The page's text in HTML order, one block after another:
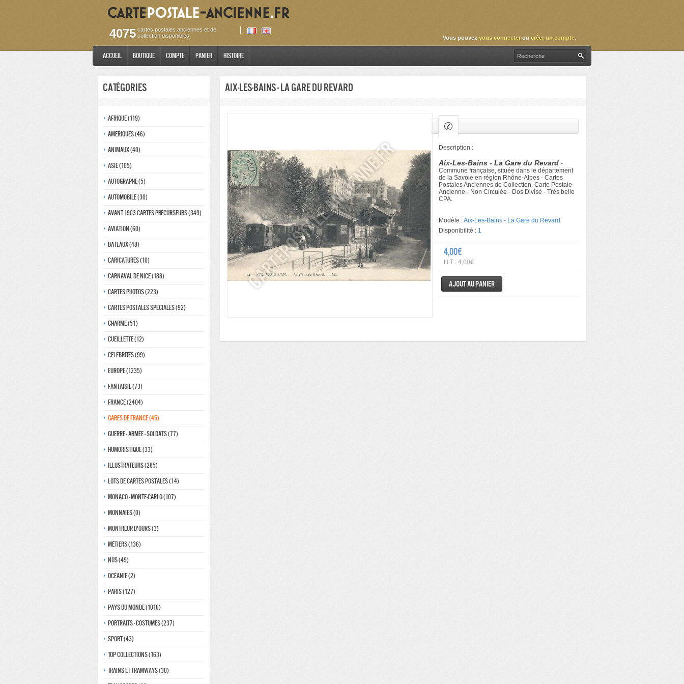
Vous pouvez vous connecter ou créer un compte.
4075 cartes postales anciennes et de
collection disponibles.
Accueil Boutique Compte Panier Histoire
Catégories
Afrique (119)
Amériques (46)
Animaux (40)
Asie (105)
Autographe (5)
Automobile (30)
Avant 1903 Cartes précurseurs (349)
Aviation (60)
Bateaux (48)
Caricatures (10)
Carnaval de nice (188)
Cartes photos (223)
Cartes postales speciales (92)
Charme (51)
Cueillette (12)
Célébrités (99)
Europe (1235)
Fantaisie (73)
France (2404)
Gares de france (45)
Guerre - Armée - Soldats (77)
Humoristique (33)
Illustrateurs (285)
Lots de Cartes Postales (14)
Monaco - monte-carlo (107)
Monnaies (0)
Montreur d'ours (3)
Métiers (136)
Nus (49)
Océanie (2)
Paris (127)
Pays du monde (1016)
Portraits - costumes (237)
Sport (43)
Top collections (163)
Trains et tramways (30)
Aix-Les-Bains - La Gare du Revard
Description :
Aix-Les-Bains - La Gare du Revard -
Commune française, située dans le département
de la Savoie en région Rhône-Alpes - Cartes
Postales Anciennes de Collection. Carte Postale
Ancienne - Non Circulée - Dos Divisé - Très belle
CPA.
Modèle :Aix-Les-Bains - La Gare du Revard
Disponibilité : 1
4,00€
H.T : 4,00€
Ajout au panier